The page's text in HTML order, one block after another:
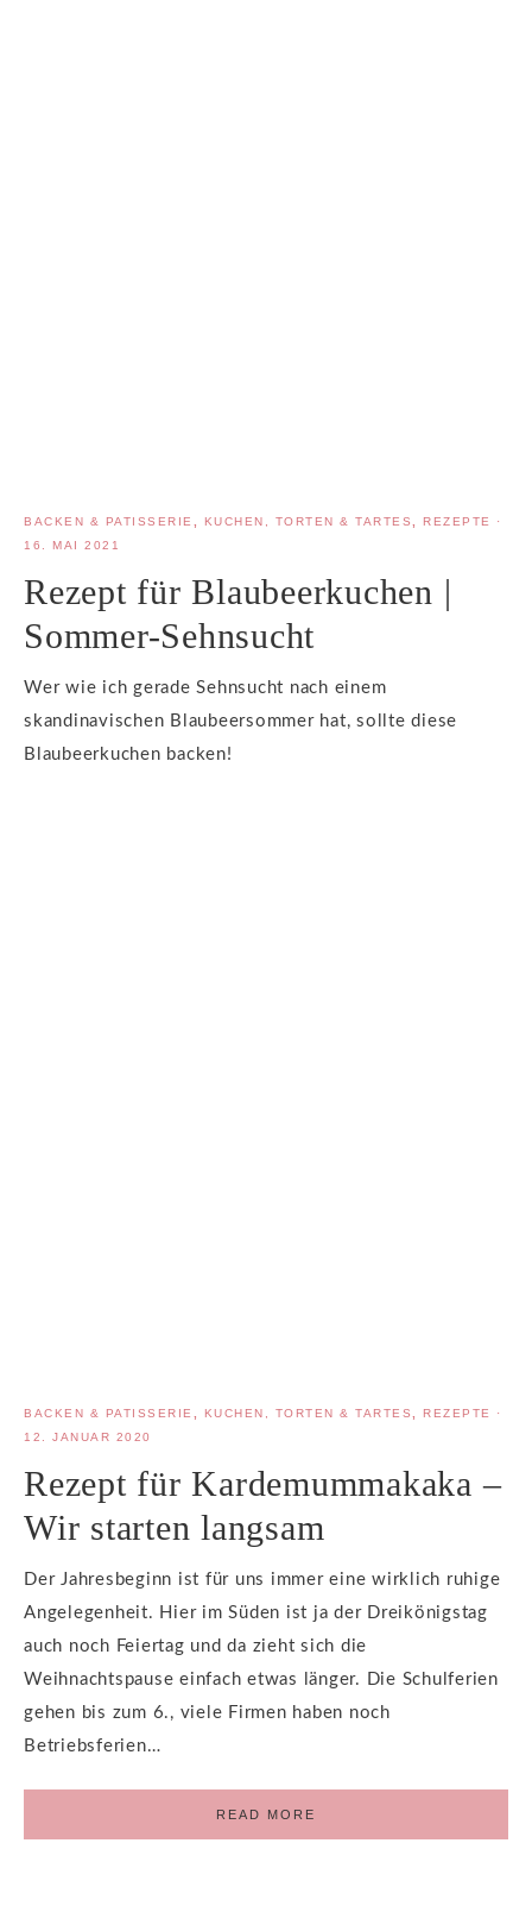
BACKEN & PATISSERIE, KUCHEN, TORTEN & TARTES, REZEPTE
·
16. MAI 2021
Rezept für Blaubeerkuchen |
Sommer-Sehnsucht
Wer wie ich gerade Sehnsucht nach einem
skandinavischen Blaubeersommer hat, sollte diese
Blaubeerkuchen backen!
BACKEN & PATISSERIE, KUCHEN, TORTEN & TARTES, REZEPTE
·
12. JANUAR 2020
Rezept für Kardemummakaka –
Wir starten langsam
Der Jahresbeginn ist für uns immer eine wirklich ruhige
Angelegenheit. Hier im Süden ist ja der Dreikönigstag
auch noch Feiertag und da zieht sich die
Weihnachtspause einfach etwas länger. Die Schulferien
gehen bis zum 6., viele Firmen haben noch
Betriebsferien…
READ MORE